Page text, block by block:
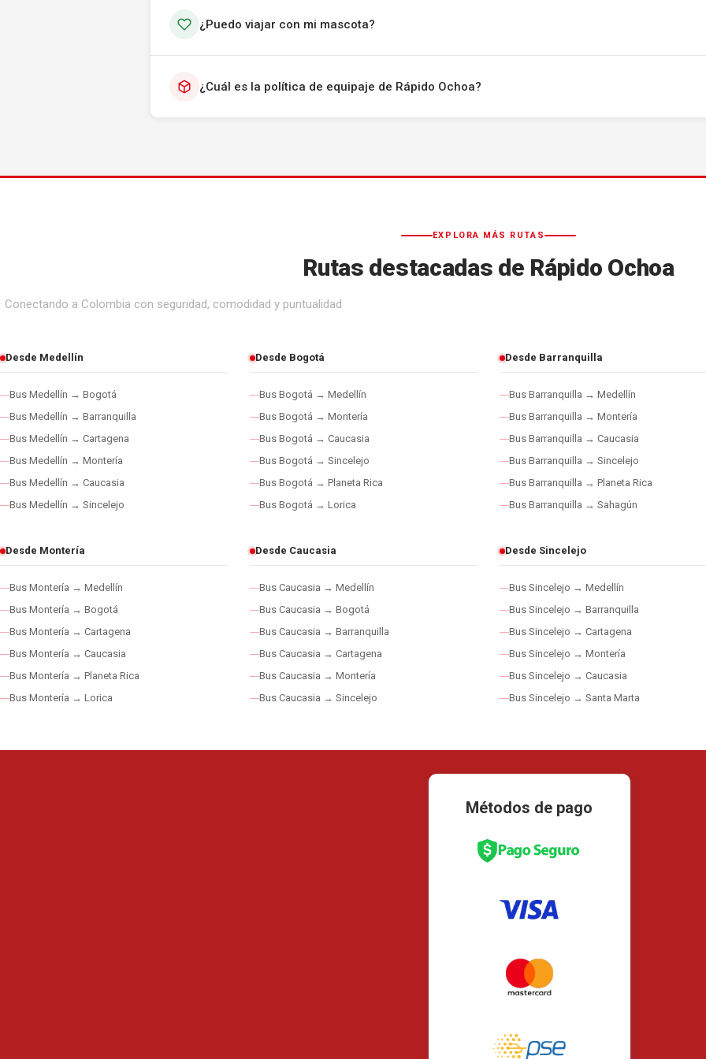
¿Puedo viajar con mi mascota?
¿Cuál es la política de equipaje de Rápido Ochoa?
EXPLORA MÁS RUTAS
Rutas destacadas de Rápido Ochoa
Conectando a Colombia con seguridad, comodidad y puntualidad
Desde Medellín
Bus Medellín → Bogotá
Bus Medellín → Barranquilla
Bus Medellín → Cartagena
Bus Medellín → Montería
Bus Medellín → Caucasia
Bus Medellín → Sincelejo
Desde Bogotá
Bus Bogotá → Medellín
Bus Bogotá → Montería
Bus Bogotá → Caucasia
Bus Bogotá → Sincelejo
Bus Bogotá → Planeta Rica
Bus Bogotá → Lorica
Desde Barranquilla
Bus Barranquilla → Medellín
Bus Barranquilla → Montería
Bus Barranquilla → Caucasia
Bus Barranquilla → Sincelejo
Bus Barranquilla → Planeta Rica
Bus Barranquilla → Sahagún
Desde Montería
Bus Montería → Medellín
Bus Montería → Bogotá
Bus Montería → Cartagena
Bus Montería → Caucasia
Bus Montería → Planeta Rica
Bus Montería → Lorica
Desde Caucasia
Bus Caucasia → Medellín
Bus Caucasia → Bogotá
Bus Caucasia → Barranquilla
Bus Caucasia → Cartagena
Bus Caucasia → Montería
Bus Caucasia → Sincelejo
Desde Sincelejo
Bus Sincelejo → Medellín
Bus Sincelejo → Barranquilla
Bus Sincelejo → Cartagena
Bus Sincelejo → Montería
Bus Sincelejo → Caucasia
Bus Sincelejo → Santa Marta
Métodos de pago